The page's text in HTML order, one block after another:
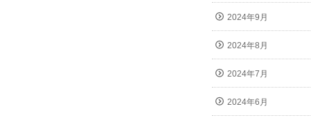
2024年9月
2024年8月
2024年7月
2024年6月